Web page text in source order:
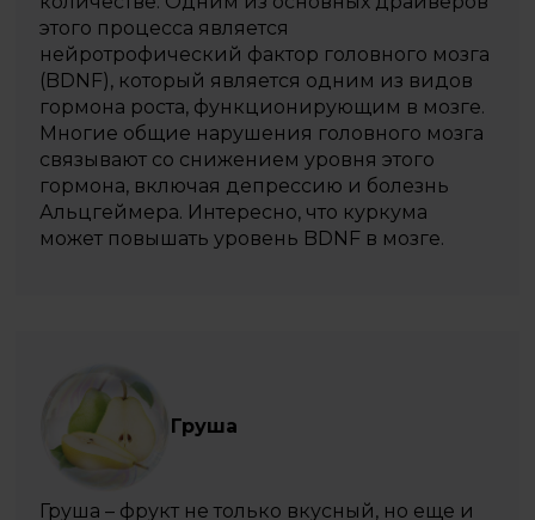
этого процесса является
нейротрофический фактор головного мозга
(BDNF), который является одним из видов
гормона роста, функционирующим в мозге.
Многие общие нарушения головного мозга
связывают со снижением уровня этого
гормона, включая депрессию и болезнь
Альцгеймера. Интересно, что куркума
может повышать уровень BDNF в мозге.
Груша
Груша – фрукт не только вкусный, но еще и